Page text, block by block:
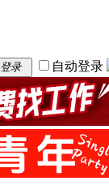
登录 自动登录